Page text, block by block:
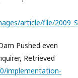
article/file/
Pushed even
Retrieved
implementation-